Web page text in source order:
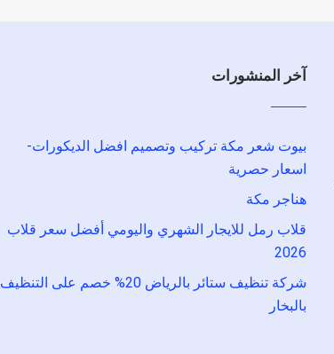
آخر المنشورات
بيوت شعر مكة تركيب وتصميم افضل الديكورات-
اسعار حصرية
هناجر مكة
قلاب رمل للايجار الشهري واليومي أفضل سعر قلاب
2026
شركة تنظيف ستائر بالرياض 20% خصم على التنظيف
بالبخار